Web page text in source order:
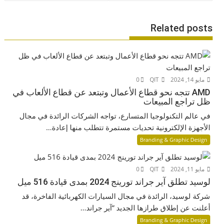
Related posts
مايو 14, 2024 QIT
0
AMD تتجه نحو قطاع الأعمال وتبتعد عن قطاع الألعاب في
ظل تراجع المبيعات
في عالم التكنولوجيا المتسارع، تواجه الشركات الرائدة في مجال
الأجهزة الإلكترونية تحديات مستمرة تتطلب منها إعادة...
Branding & Graphic Design
مايو 11, 2024 QIT
0
لوسيد تطلق آير جراند تورينج 2024 بمدى قيادة 516 ميل
شركة لوسيد، الرائدة في مجال السيارات الكهربائية الفاخرة، قد
أعلنت عن إطلاق طرازها الجديد “آير جراند...
Branding & Graphic Design